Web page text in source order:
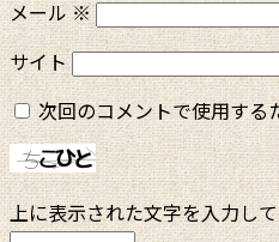
メール※
サイト
次回のコメントで使用する
上に表示された文字を入力し